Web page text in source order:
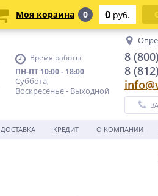
Время работы:
ПН-ПТ 10:00 - 18:00
Суббота,
Воскресенье - Выходной
8
8
ДОСТАВКА КРЕДИТ О КОМПАНИИ
Моя корзина 0 0 руб.